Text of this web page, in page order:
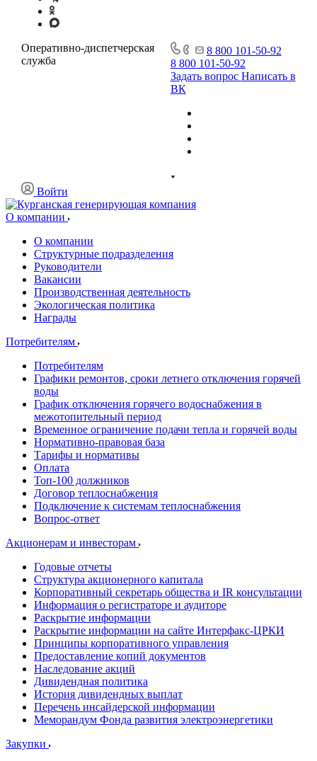
Оперативно-диспетчерская
служба
8 800 101-50-92
8 800 101-50-92
Задать вопрос Написать в
ВК
Войти
О компании
О компании
Структурные подразделения
Руководители
Вакансии
Производственная деятельность
Экологическая политика
Награды
Потребителям
Потребителям
Графики ремонтов, сроки летнего отключения горячей
воды
График отключения горячего водоснабжения в
межотопительный период
Временное ограничение подачи тепла и горячей воды
Нормативно-правовая база
Тарифы и нормативы
Оплата
Топ-100 должников
Договор теплоснабжения
Подключение к системам теплоснабжения
Вопрос-ответ
Акционерам и инвесторам
Годовые отчеты
Структура акционерного капитала
Корпоративный секретарь общества и IR консультации
Информация о регистраторе и аудиторе
Раскрытие информации
Раскрытие информации на сайте Интерфакс-ЦРКИ
Принципы корпоративного управления
Предоставление копий документов
Наследование акций
Дивидендная политика
История дивидендных выплат
Перечень инсайдерской информации
Меморандум Фонда развития электроэнергетики
Закупки